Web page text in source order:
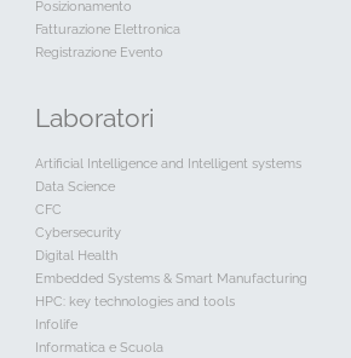
Posizionamento
Fatturazione Elettronica
Registrazione Evento
Laboratori
Artificial Intelligence and Intelligent systems
Data Science
CFC
Cybersecurity
Digital Health
Embedded Systems & Smart Manufacturing
HPC: key technologies and tools
Infolife
Informatica e Scuola